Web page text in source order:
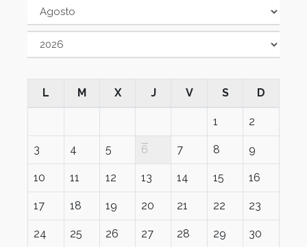
L M X J V S D
1 2
3 4 5 6 7 8 9
10 11 12 13 14 15 16
17 18 19 20 21 22 23
24 25 26 27 28 29 30